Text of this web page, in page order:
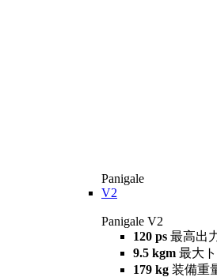
Panigale
V2
Panigale V2
120 ps 最高出
9.5 kgm 最大
179 kg 装備重